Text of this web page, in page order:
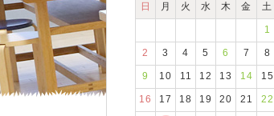
日 月 火 水 木 金 土
1
2 3 4 5 6 7 8
9 10 11 12 13 14 15
16 17 18 19 20 21 22